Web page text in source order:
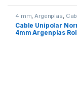
4 mm,Argenplas,
Marcas,Unipolar
Cable Unipolar
4mm Argenplas